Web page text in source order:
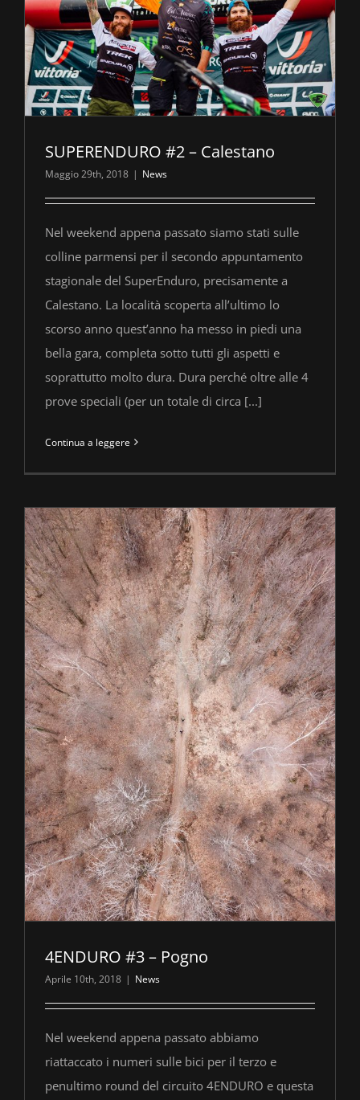
SUPERENDURO #2 – Calestano
Maggio 29th, 2018 | News
Nel weekend appena passato siamo stati sulle
colline parmensi per il secondo appuntamento
stagionale del SuperEnduro, precisamente a
Calestano. La località scoperta all’ultimo lo
scorso anno quest’anno ha messo in piedi una
bella gara, completa sotto tutti gli aspetti e
soprattutto molto dura. Dura perché oltre alle 4
prove speciali (per un totale di circa [...]
Continua a leggere
4ENDURO #3 – Pogno
Aprile 10th, 2018 | News
Nel weekend appena passato abbiamo
riattaccato i numeri sulle bici per il terzo e
penultimo round del circuito 4ENDURO e questa